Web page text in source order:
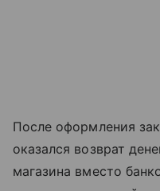
После оформления
оказался возврат
магазина вместо